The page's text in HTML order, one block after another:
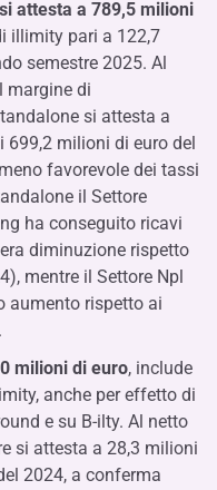
attesta a 789,5 milioni
illimity pari a 122,7
semestre 2025. Al
margine di
si attesta a
699,2 milioni di euro del
favorevole dei tassi
il Settore
ha conseguito ricavi
diminuzione rispetto
mentre il Settore Npl
aumento rispetto ai
milioni di euro, include
anche per effetto di
e su B-ilty. Al netto
si attesta a 28,3 milioni
2024, a conferma